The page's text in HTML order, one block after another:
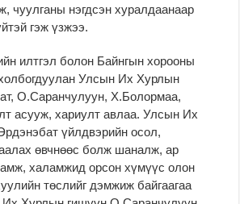
чуулганы нэгдсэн хуралдаанаар
гэж үзжээ.
илтгэл болон Байнгын хорооны
Улсын Их Хурлын
О.Саранчулуун, Х.Болормаа,
асууж, хариулт авлаа. Улсын Их
үйлдвэрийн осол,
өвчнөөс болж шаналж, ар
халамжид орсон хүмүүс олон
төслийг дэмжиж байгаагаа